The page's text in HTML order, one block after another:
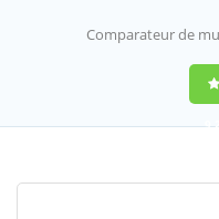
Comparateur de